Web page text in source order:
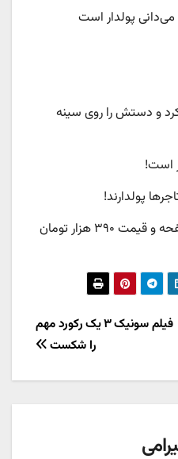
پولدار است
و دستش را روی سینه
است!
پولدارند!
چاپ دوم این کتاب با ۴۱۲ صفحه و قیمت ۳۹۰ هزار تومان
فیلم سونیک ۳ یک رکورد مهم
را شکست